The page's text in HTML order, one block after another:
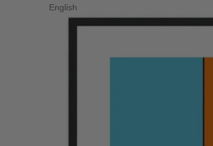
English